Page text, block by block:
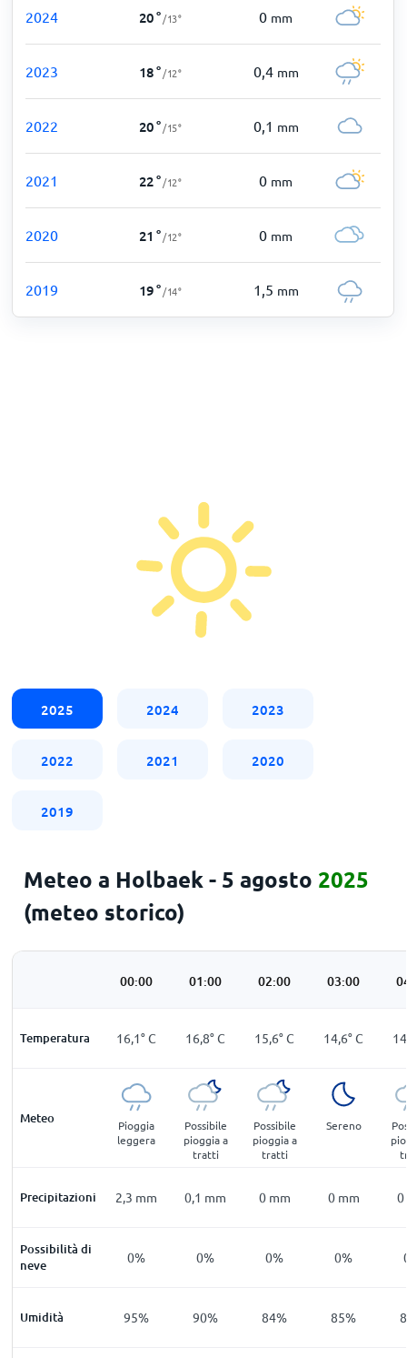
2024 20° /13° 0 mm
2023 18° /12° 0,4 mm
2022 20° /15° 0,1 mm
2021 22° /12° 0 mm
2020 21 ° /12° 0 mm
2019 19° /14° 1,5 mm
2025 2024 2023
2022 2021 2020
2019
Meteo a Holbaek - 5 agosto 2025
(meteo storico)
00:00 01:00 02:00 03:00
Temperatura 16,1°C 16,8°C 15,6°C 14,6°C
Meteo
Pioggia
leggera
Possibile
pioggia a
tratti
Possibile
pioggia a
tratti
Sereno
Precipitazioni 2,3 mm 0,1 mm 0 mm 0 mm 0
Possibilità di
neve
0% 0% 0% 0%
Umidità 95% 90% 84% 85%